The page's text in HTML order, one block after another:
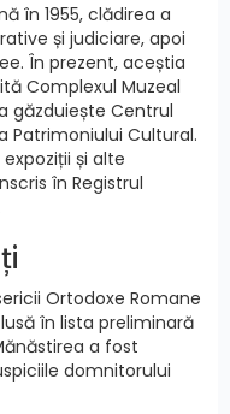
în 1955, clădirea a
și judiciare, apoi
În prezent, aceștia
Complexul Muzeal
găzduiește Centrul
Patrimoniului Cultural.
și alte
în Registrul
Ortodoxe Romane
în lista preliminară
a fost
domnitorului